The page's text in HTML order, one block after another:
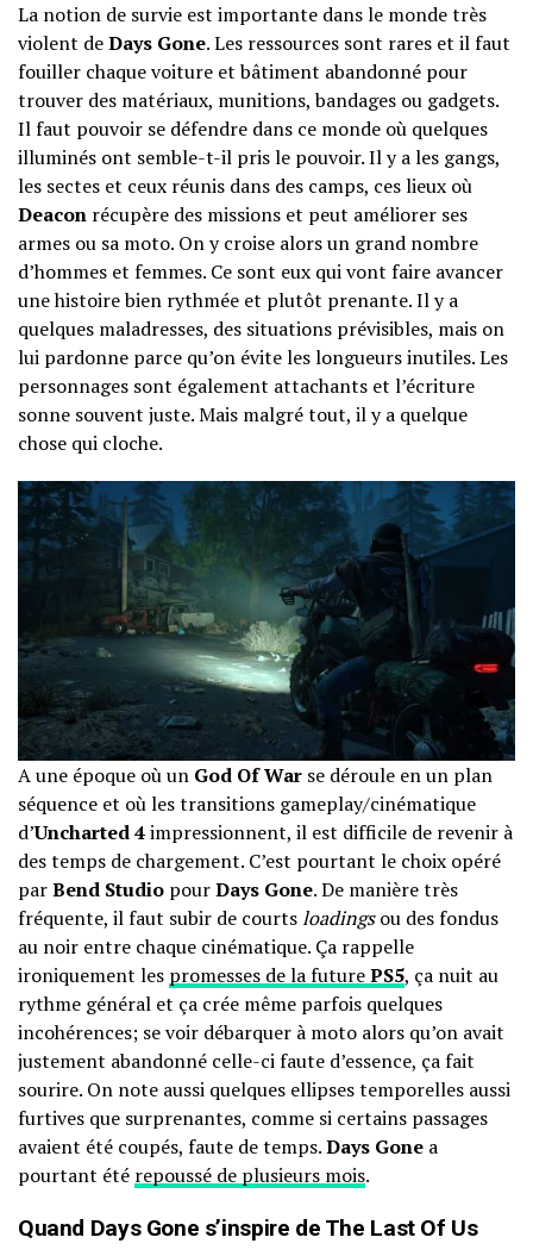
La notion de survie est importante dans le monde très
violent deDays Gone. Les ressources sont rares et il faut
fouiller chaque voiture et bâtiment abandonné pour
trouver des matériaux, munitions, bandages ou gadgets.
Il faut pouvoir se défendre dans ce monde où quelques
illuminés ont semble-t-il pris le pouvoir. Il y a les gangs,
les sectes et ceux réunis dans des camps, ces lieux où
Deacon récupère des missions et peut améliorer ses
armes ou sa moto. On y croise alors un grand nombre
d’hommes et femmes. Ce sont eux qui vont faire avancer
une histoire bien rythmée et plutôt prenante. Il y a
quelques maladresses, des situations prévisibles, mais on
lui pardonne parce qu’on évite les longueurs inutiles. Les
personnages sont également attachants et l’écriture
sonne souvent juste. Mais malgré tout, il y a quelque
chose qui cloche.
A une époque où un God Of War se déroule en un plan
séquence et où les transitions gameplay/cinématique
d’Uncharted 4impressionnent, il est difficile de revenir à
des temps de chargement. C’est pourtant le choix opéré
parBend Studio pourDays Gone. De manière très
fréquente, il faut subir de courtsloadingsou des fondus
au noir entre chaque cinématique. Ça rappelle
ironiquement les promesses de la futurePS5, ça nuit au
rythme général et ça crée même parfois quelques
incohérences; se voir débarquer à moto alors qu’on avait
justement abandonné celle-ci faute d’essence, ça fait
sourire. On note aussi quelques ellipses temporelles aussi
furtives que surprenantes, comme si certains passages
avaient été coupés, faute de temps.Days Gone a
pourtant été repoussé de plusieurs mois.
Quand Days Gone s’inspire de The Last Of Us